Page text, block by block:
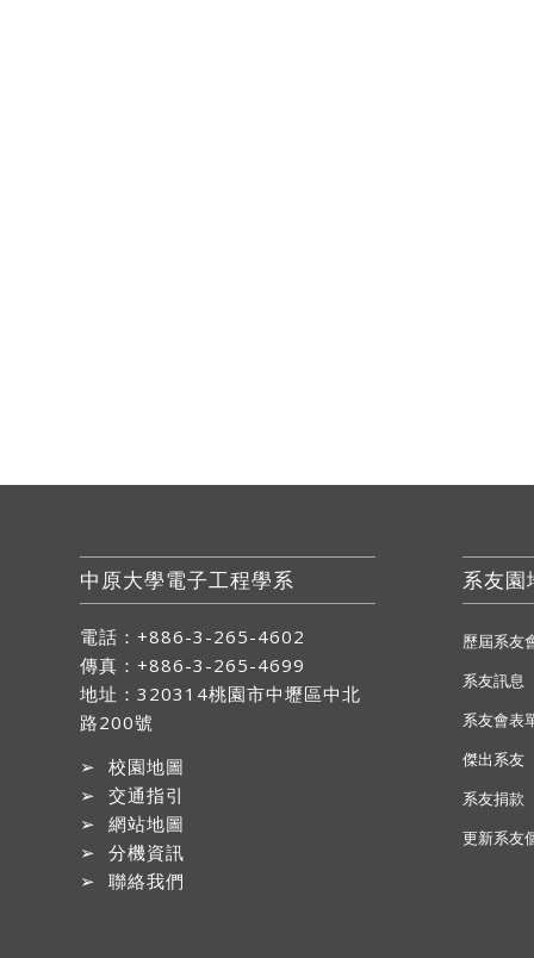
中原大學電子工程學系
電話：+886-3-265-4602
傳真：+886-3-265-4699
地址： 320314桃園市中壢區中北
路200號
➢ 校園地圖
➢ 交通指引
➢ 網站地圖
➢ 分機資訊
➢ 聯絡我們
系友園
歷屆系友
系友訊息
系友會表
傑出系友
系友捐款
更新系友